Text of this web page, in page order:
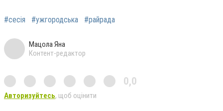
#сесія #ужгородська #райрада
Мацола Яна
Контент-редактор
0,0
Авторизуйтесь, щоб оцінити